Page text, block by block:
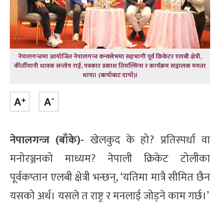
नेपालगन्जमा आयोजित नेपालगन्ज कन्क्लेभमा सहभागी पूर्व क्रिकेटर एलबी क्षेत्री,
कीर्तीमानी धावक सन्तोष राई, पत्रकार प्रकाश तिमल्सिना र कार्यक्रम सञ्चालक ममता
थापा। (बायाँबाट दायाँ)।
नेपालगन्ज (बाँके)- खेलकुद के हो? प्रतिस्पर्धा वा
मनोरञ्जनको माध्यम? नेपाली क्रिकेट टोलीका
पूर्वकप्तान एलबी क्षेत्री भन्छन्, ‘यतिमा मात्रै सीमित छैन
यसको अर्थ। यसले त राष्ट्र र मनलाई जोड्ने काम गर्छ।’